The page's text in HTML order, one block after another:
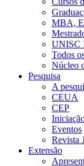
MBA,
UNISC
Todos
Núcleo
Pesquisa
A
CEUA
CEP
Eventos
Revista
Extensão